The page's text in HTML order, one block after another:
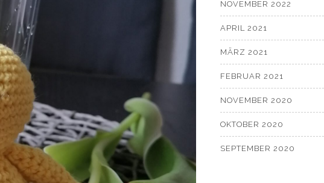
NOVEMBER 2022
APRIL 2021
MÄRZ 2021
FEBRUAR 2021
NOVEMBER 2020
OKTOBER 2020
SEPTEMBER 2020